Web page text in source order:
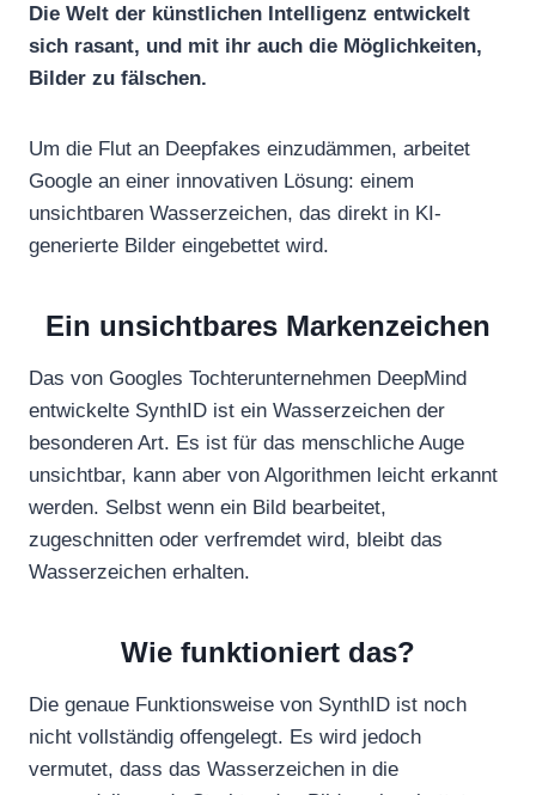
Die Welt der künstlichen Intelligenz entwickelt
sich rasant, und mit ihr auch die Möglichkeiten,
Bilder zu fälschen.
Um die Flut an Deepfakes einzudämmen, arbeitet
Google an einer innovativen Lösung: einem
unsichtbaren Wasserzeichen, das direkt in KI-
generierte Bilder eingebettet wird.
Ein unsichtbares Markenzeichen
Das von Googles Tochterunternehmen DeepMind
entwickelte SynthID ist ein Wasserzeichen der
besonderen Art. Es ist für das menschliche Auge
unsichtbar, kann aber von Algorithmen leicht erkannt
werden. Selbst wenn ein Bild bearbeitet,
zugeschnitten oder verfremdet wird, bleibt das
Wasserzeichen erhalten.
Wie funktioniert das?
Die genaue Funktionsweise von SynthID ist noch
nicht vollständig offengelegt. Es wird jedoch
vermutet, dass das Wasserzeichen in die